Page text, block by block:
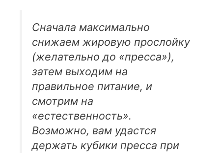
Сначала максимально
снижаем жировую прослойку
(желательно до «пресса»),
затем выходим на
правильное питание, и
смотрим на
«естественность».
Возможно, вам удастся
держать кубики пресса при